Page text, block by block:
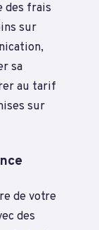
des frais
sur
sa
au tarif
sur
de votre
des